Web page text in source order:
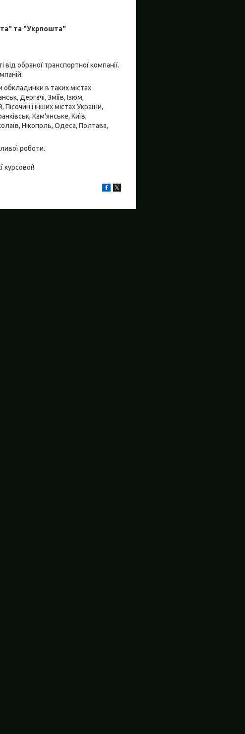
та "Укрпошта"
обраної транспортної компанії.
в таких містах
Дергачі, Зміїв, Ізюм,
і інших містах України,
Кам'янське, Київ,
Нікополь, Одеса, Полтава,
роботи.
курсової!